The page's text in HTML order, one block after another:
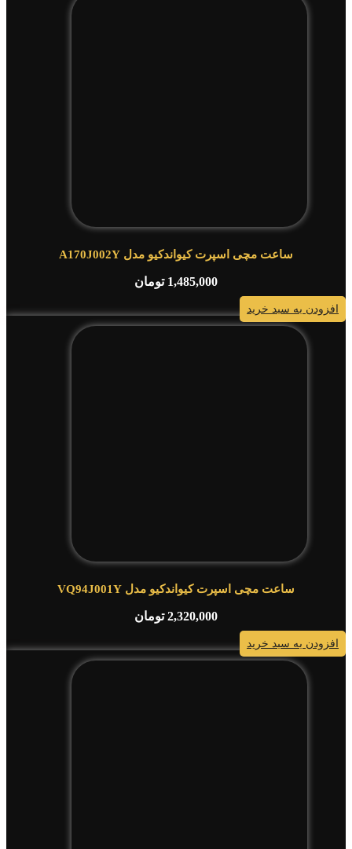
ساعت مچی اسپرت کیواندکیو مدل A170J002Y
1,485,000 تومان
افزودن به سبد خرید
ساعت مچی اسپرت کیواندکیو مدل VQ94J001Y
2,320,000 تومان
افزودن به سبد خرید